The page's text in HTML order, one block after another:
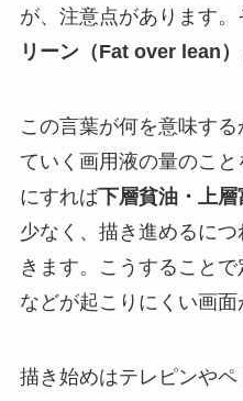
が、注意点があります。
リーン（Fat over lean）
この言葉が何を意味す
ていく画用液の量のこ
にすれば下層貧油・上層
少なく、描き進めるに
きます。こうすること
などが起こりにくい画面
描き始めはテレピンや